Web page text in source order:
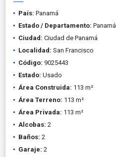
País: Panamá
Estado / Departamento: Panamá
Ciudad: Ciudad de Panamá
Localidad: San Francisco
Código: 9025443
Estado: Usado
Área Construida: 113 m²
Área Terreno: 113 m²
Área Privada: 113 m²
Alcobas: 2
Baños: 2
Garaje: 2